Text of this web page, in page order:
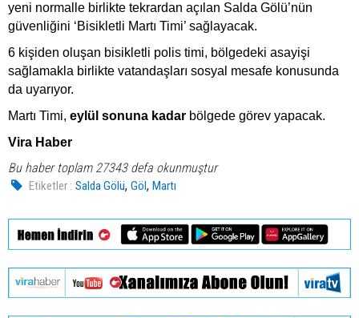
yeni normalle birlikte tekrardan açılan Salda Gölü’nün
güvenliğini ‘Bisikletli Martı Timi’ sağlayacak.
6 kişiden oluşan bisikletli polis timi, bölgedeki asayişi
sağlamakla birlikte vatandaşları sosyal mesafe konusunda
da uyarıyor.
Martı Timi, eylül sonuna kadar bölgede görev yapacak.
Vira Haber
Bu haber toplam 27343 defa okunmuştur
Etiketler : Salda Gölü,Göl,Martı